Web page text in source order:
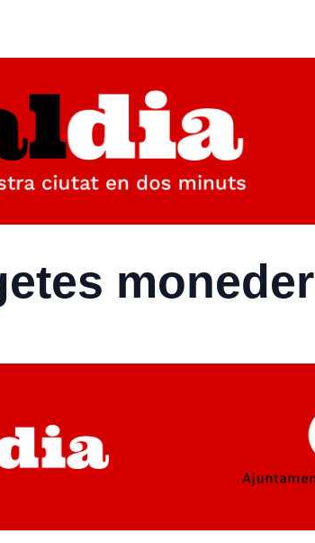
moneder